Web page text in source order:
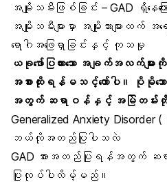
အမျိုးသမီးဖြစ်ခြင်း – GAD ရှိနေ
အမျိုးသမီးများမှာ အမျိုးသားများ
ရောဂါအဖြေရှာခြင်းနှင့် ကုသမှု
ယခုဖော်ပြထားသော အချက်အလက်မျာ
အစားထိုးရန်မသင့်တော်ပါ။ ပိုမို
အတွက် ဆရာဝန်နှင့် အမြဲတမ်း
Generalized Anxiety Disorder
ဘယ်လိုအတည်ပြုပါသလဲ
GAD အားအတည်ပြုရန်အတွက် ဆ
ပြုလုပ်ပါလိမ့်မည်။